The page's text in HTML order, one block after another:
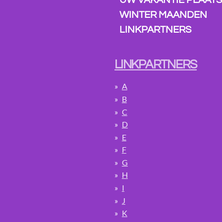
WINTER MAANDEN
LINKPARTNERS
LINKPARTNERS
A
B
C
D
E
F
G
H
I
J
K